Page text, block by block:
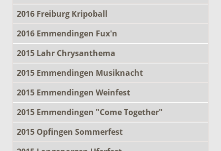
2016 Freiburg Kripoball
2016 Emmendingen Fux'n
2015 Lahr Chrysanthema
2015 Emmendingen Musiknacht
2015 Emmendingen Weinfest
2015 Emmendingen "Come Together"
2015 Opfingen Sommerfest